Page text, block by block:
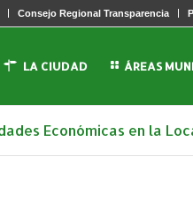
Consejo Regional Transparencia
LA CIUDAD ÁREAS
Económicas en la